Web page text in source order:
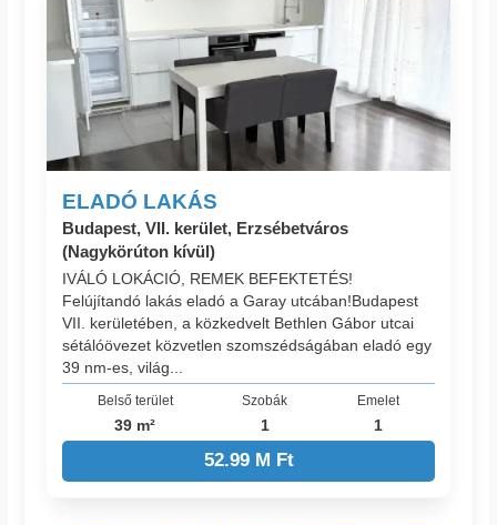
ELADÓ LAKÁS
Budapest, VII. kerület, Erzsébetváros
(Nagykörúton kívül)
IVÁLÓ LOKÁCIÓ, REMEK BEFEKTETÉS!
Felújítandó lakás eladó a Garay utcában!Budapest
VII. kerületében, a közkedvelt Bethlen Gábor utcai
sétálóövezet közvetlen szomszédságában eladó egy
39 nm-es, világ...
Belső terület
39 m²
Szobák
1
Emelet
1
52.99 M Ft